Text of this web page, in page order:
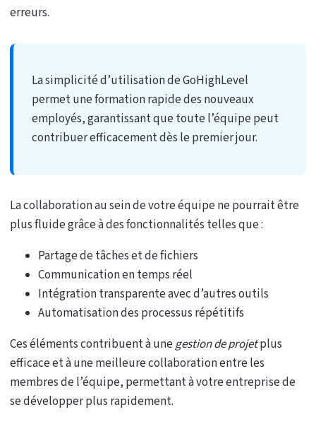
erreurs.
La simplicité d’utilisation de GoHighLevel
permet une formation rapide des nouveaux
employés, garantissant que toute l’équipe peut
contribuer efficacement dès le premier jour.
La collaboration au sein de votre équipe ne pourrait être
plus fluide grâce à des fonctionnalités telles que :
Partage de tâches et de fichiers
Communication en temps réel
Intégration transparente avec d’autres outils
Automatisation des processus répétitifs
Ces éléments contribuent à unegestion de projetplus
efficace et à une meilleure collaboration entre les
membres de l’équipe, permettant à votre entreprise de
se développer plus rapidement.